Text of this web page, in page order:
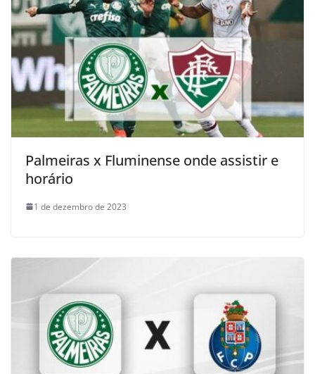
Palmeiras x Fluminense onde assistir e
horário
1 de dezembro de 2023